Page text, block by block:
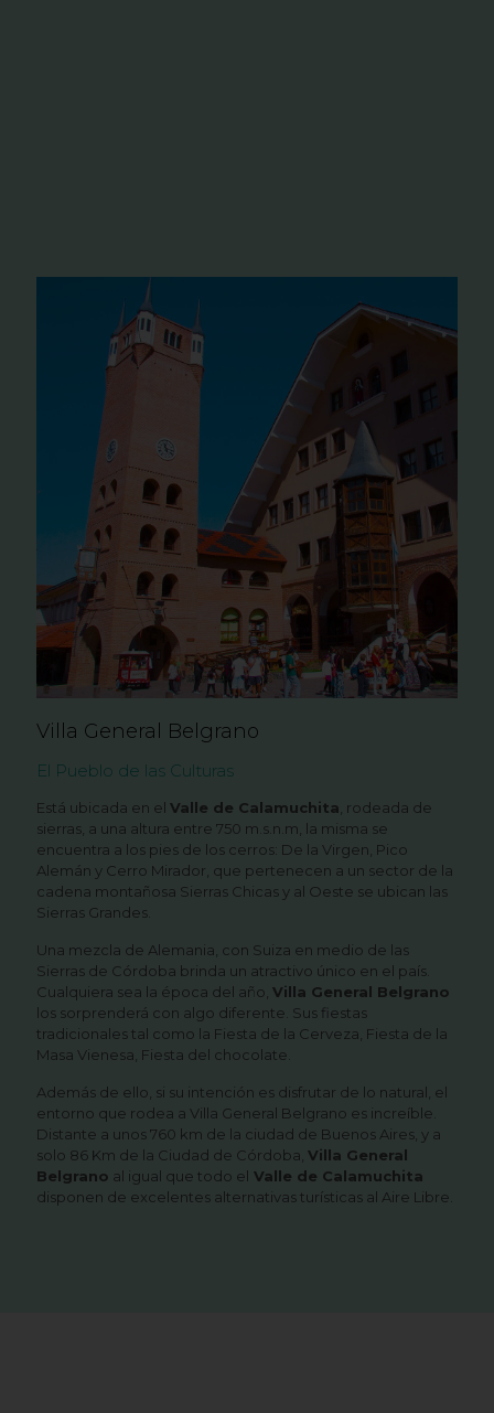
Villa General Belgrano
El Pueblo de las Culturas
Está ubicada en el Valle de Calamuchita , rodeada de
sierras, a una altura entre 750 m.s.n.m, la misma se
encuentra a los pies de los cerros: De la Virgen, Pico
Alemán y Cerro Mirador, que pertenecen a un sector de la
cadena montañosa Sierras Chicas y al Oeste se ubican las
Sierras Grandes.
Una mezcla de Alemania, con Suiza en medio de las
Sierras de Córdoba brinda un atractivo único en el país.
Cualquiera sea la época del año, Villa General Belgrano
los sorprenderá con algo diferente. Sus fiestas
tradicionales tal como la Fiesta de la Cerveza, Fiesta de la
Masa Vienesa, Fiesta del chocolate.
Además de ello, si su intención es disfrutar de lo natural, el
entorno que rodea a Villa General Belgrano es increíble.
Distante a unos 760 km de la ciudad de Buenos Aires, y a
solo 86 Km de la Ciudad de Córdoba, Villa General
Belgrano al igual que todo el Valle de Calamuchita
disponen de excelentes alternativas turísticas al Aire Libre.